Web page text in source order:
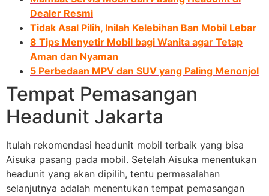
Dealer Resmi
Tidak Asal Pilih, Inilah Kelebihan Ban Mobil Lebar
8 Tips Menyetir Mobil bagi Wanita agar Tetap
Aman dan Nyaman
5 Perbedaan MPV dan SUV yang Paling Menonjol
Tempat Pemasangan
Headunit Jakarta
Itulah rekomendasi headunit mobil terbaik yang bisa
Aisuka pasang pada mobil. Setelah Aisuka menentukan
headunit yang akan dipilih, tentu permasalahan
selanjutnya adalah menentukan tempat pemasangan